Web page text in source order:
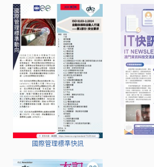
國際管理標準快訊